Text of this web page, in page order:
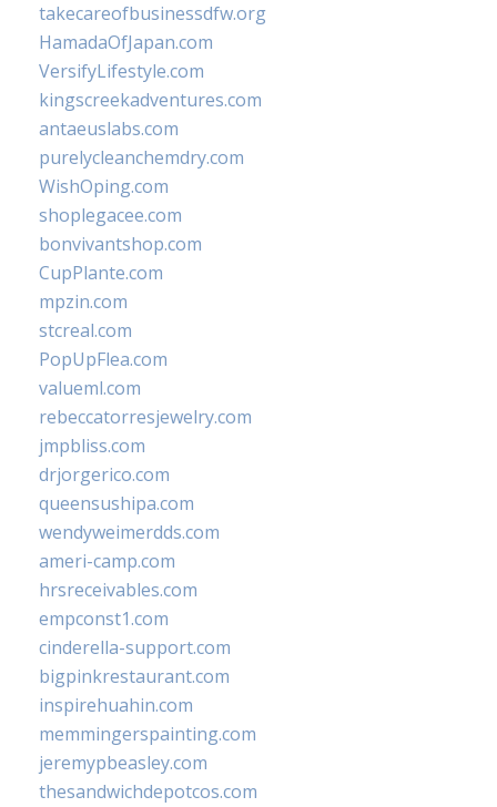
takecareofbusinessdfw.org
HamadaOfJapan.com
VersifyLifestyle.com
kingscreekadventures.com
antaeuslabs.com
purelycleanchemdry.com
WishOping.com
shoplegacee.com
bonvivantshop.com
CupPlante.com
mpzin.com
stcreal.com
PopUpFlea.com
valueml.com
rebeccatorresjewelry.com
jmpbliss.com
drjorgerico.com
queensushipa.com
wendyweimerdds.com
ameri-camp.com
hrsreceivables.com
empconst1.com
cinderella-support.com
bigpinkrestaurant.com
inspirehuahin.com
memmingerspainting.com
jeremypbeasley.com
thesandwichdepotcos.com